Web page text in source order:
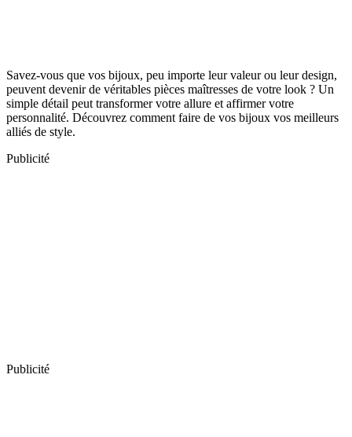
Savez-vous que vos bijoux, peu importe leur valeur ou leur design,
peuvent devenir de véritables pièces maîtresses de votre look ? Un
simple détail peut transformer votre allure et affirmer votre
personnalité. Découvrez comment faire de vos bijoux vos meilleurs
alliés de style.
Publicité
Publicité